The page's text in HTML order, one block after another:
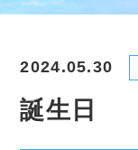
誕生日
2024.05.30